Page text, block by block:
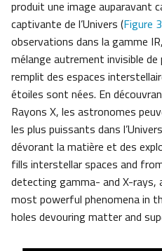
produit une image auparavant
captivante de l’Univers (Figure 3
observations dans la gamme
mélange autrement invisible
remplit des espaces
étoiles sont nées. En
Rayons X, les astronomes
les plus puissants dans
dévorant la matière et des
fills interstellar spaces and
detecting gamma- and X-
most powerful phenomena in
holes devouring matter and